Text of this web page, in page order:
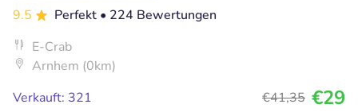
9.5
Perfekt • 224 Bewertungen
E-Crab
Arnhem (0km)
Verkauft: 321
€41,35 €29